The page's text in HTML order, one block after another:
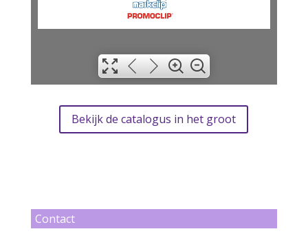
Bekijk de catalogus in het groot
Contact